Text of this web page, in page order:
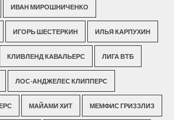
ИВАН МИРОШНИЧЕНКО
ИГОРЬ ШЕСТЕРКИН ИЛЬЯ КАРПУХИН
КЛИВЛЕНД КАВАЛЬЕРС ЛИГА ВТБ
ЛОС-АНДЖЕЛЕС КЛИППЕРС
МАЙАМИ ХИТ МЕМФИС ГРИЗЗЛИЗ